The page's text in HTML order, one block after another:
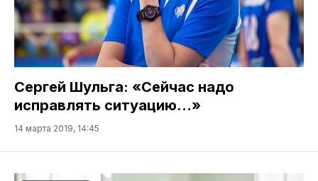
Сергей Шульга: «Сейчас надо
исправлять ситуацию…»
14 марта 2019, 14:45